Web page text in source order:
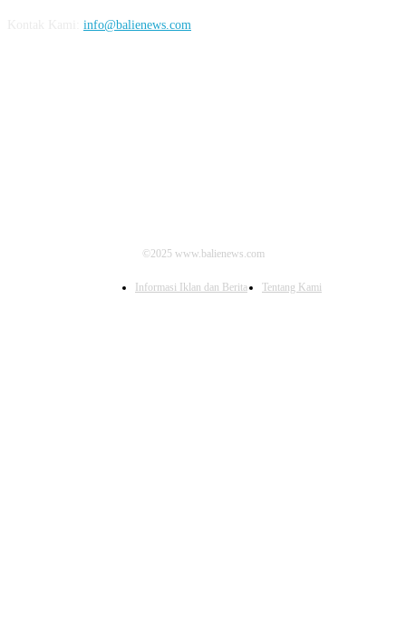
info@balienews.com
©2025 www.balienews.com
Informasi Iklan dan Berita Tentang Kami